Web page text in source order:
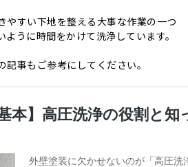
やすい下地を整える大事な作業の一つ
うに時間をかけて洗浄しています。
事もご参考にしてください。